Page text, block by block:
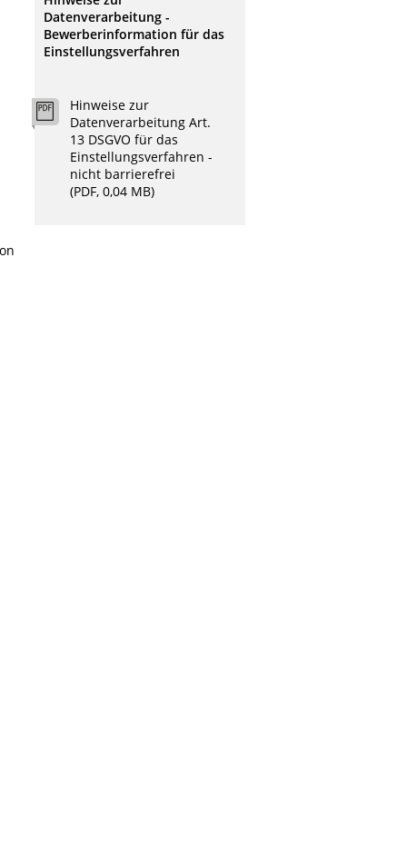
Datenverarbeitung -
Bewerberinformation für das
Einstellungsverfahren
Hinweise zur
Datenverarbeitung Art.
13 DSGVO für das
Einstellungsverfahren -
nicht barrierefrei
(PDF, 0,04 MB)